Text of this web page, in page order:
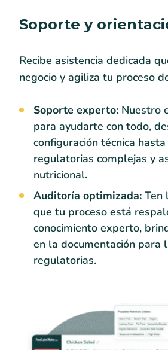
Soporte y
Recibe asistencia dedicada
negocio y agiliza tu proceso
Soporte experto: Nuestro
para ayudarte con todo,
configuración técnica
regulatorias complejas y
nutricional.
Auditoría optimizada: Ten
que tu proceso está
conocimiento experto,
en la documentación para
regulatorias.